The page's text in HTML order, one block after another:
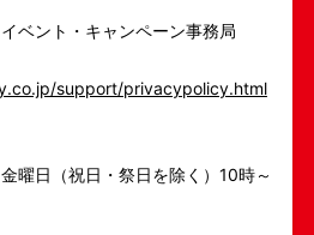
ベント・キャンペーン事務局
support/privacypolicy.html
曜日（祝日・祭日を除く）10時～